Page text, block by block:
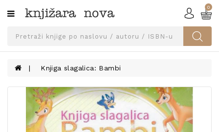
Kategorije
SVEUČILIŠNA
UDŽBENICI
KNJIGE
PRIBOR
I
OPREMA
0
Knjiga slagalica: Bambi